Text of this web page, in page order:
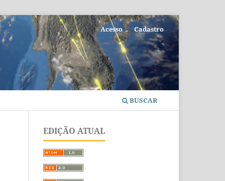
BUSCAR
Acesso Cadastro
EDIÇÃO ATUAL